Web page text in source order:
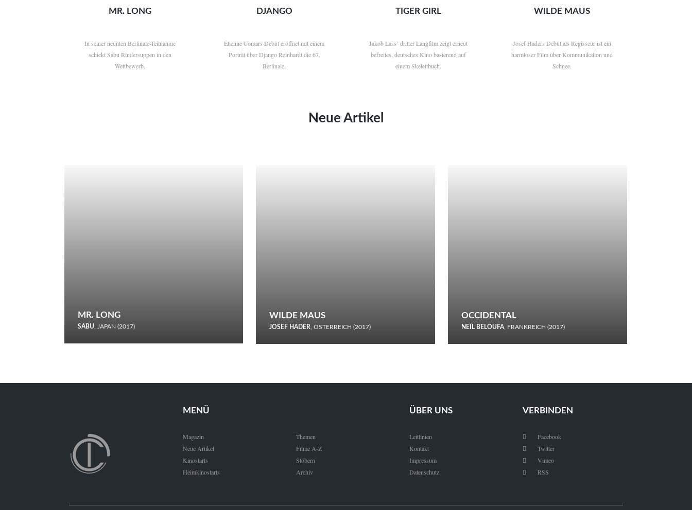
MR. LONG
In seiner neunten Berlinale-Teilnahme
schickt Sabu Rindersuppen in den
Wettbewerb.
DJANGO
Étienne Comars Debüt eröffnet mit einem
Porträt über Django Reinhardt die 67.
Berlinale.
TIGER GIRL
Jakob Lass’ dritter Langfilm zeigt erneut
befreites, deutsches Kino basierend auf
einem Skelettbuch.
WILDE MAUS
Josef Haders Debüt als Regisseur ist ein
harmloser Film über Kommunikation und
Schnee.
Neue Artikel
MR. LONG
SABU, JAPAN (2017)
den Wettbewerb.
WILDE MAUS
JOSEF HADER, ÖSTERREICH (2017)
Schnee.
OCCIDENTAL
NEÏL BELOUFA, FRANKREICH (2017)
MENÜ
Magazin
Neue Artikel
Kinostarts
Heimkinostarts
Themen
Filme A-Z
Stöbern
Archiv
ÜBER UNS
Leitlinien
Kontakt
Impressum
Datenschutz
VERBINDEN
 Facebook
 Twitter
 Vimeo
 RSS